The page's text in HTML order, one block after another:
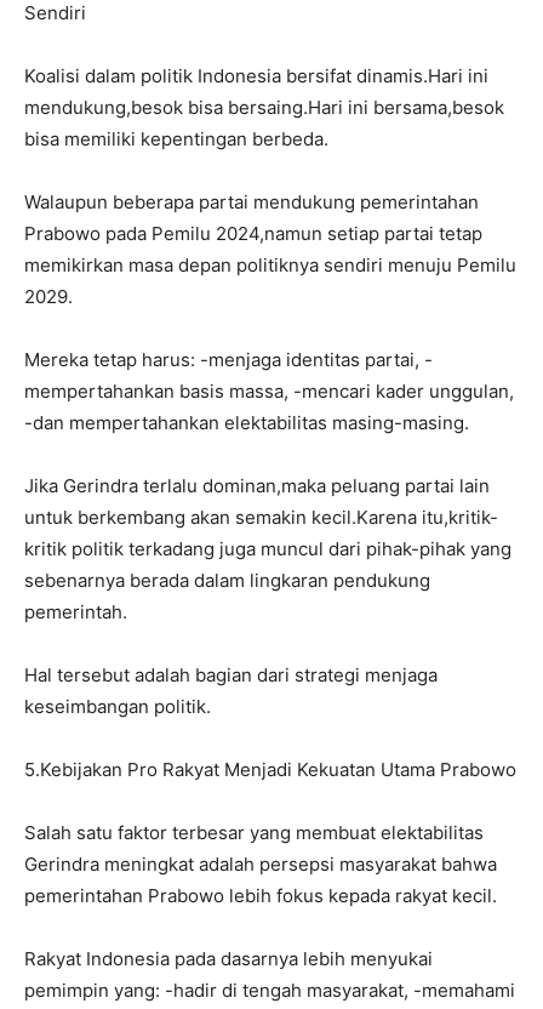
Sendiri
Koalisi dalam politik Indonesia bersifat dinamis.Hari ini
mendukung,besok bisa bersaing.Hari ini bersama,besok
bisa memiliki kepentingan berbeda.
Walaupun beberapa partai mendukung pemerintahan
Prabowo pada Pemilu 2024,namun setiap partai tetap
memikirkan masa depan politiknya sendiri menuju Pemilu
2029.
Mereka tetap harus: -menjaga identitas partai, -
mempertahankan basis massa, -mencari kader unggulan,
-dan mempertahankan elektabilitas masing-masing.
Jika Gerindra terlalu dominan,maka peluang partai lain
untuk berkembang akan semakin kecil.Karena itu,kritik-
kritik politik terkadang juga muncul dari pihak-pihak yang
sebenarnya berada dalam lingkaran pendukung
pemerintah.
Hal tersebut adalah bagian dari strategi menjaga
keseimbangan politik.
5.Kebijakan Pro Rakyat Menjadi Kekuatan Utama Prabowo
Salah satu faktor terbesar yang membuat elektabilitas
Gerindra meningkat adalah persepsi masyarakat bahwa
pemerintahan Prabowo lebih fokus kepada rakyat kecil.
Rakyat Indonesia pada dasarnya lebih menyukai
pemimpin yang: -hadir di tengah masyarakat, -memahami